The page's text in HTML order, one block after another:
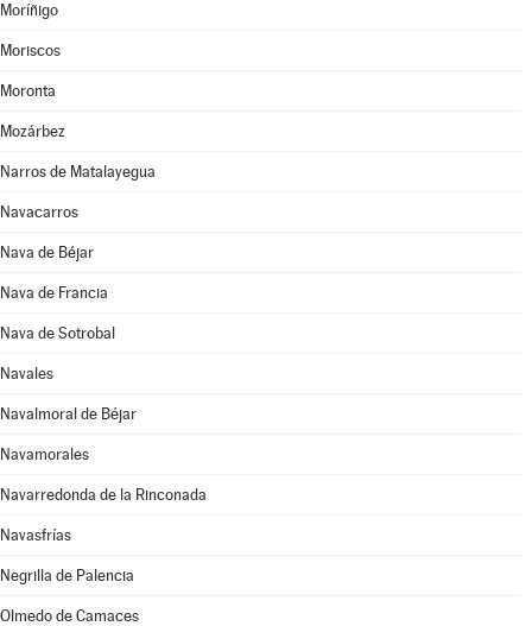
Moríñigo
Moriscos
Moronta
Mozárbez
Narros de Matalayegua
Navacarros
Nava de Béjar
Nava de Francia
Nava de Sotrobal
Navales
Navalmoral de Béjar
Navamorales
Navarredonda de la Rinconada
Navasfrías
Negrilla de Palencia
Olmedo de Camaces